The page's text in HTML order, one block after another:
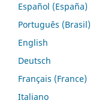
Español (España)
Português (Brasil)
English
Deutsch
Français (France)
Italiano